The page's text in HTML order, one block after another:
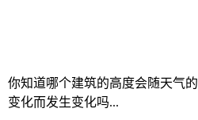
你知道哪个建筑的高度会随天气的
变化而发生变化吗...